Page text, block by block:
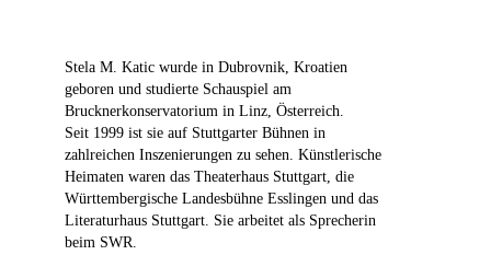
Stela M. Katic wurde in Dubrovnik, Kroatien
geboren und studierte Schauspiel am
Brucknerkonservatorium in Linz, Österreich.
Seit 1999 ist sie auf Stuttgarter Bühnen in
zahlreichen Inszenierungen zu sehen. Künstlerische
Heimaten waren das Theaterhaus Stuttgart, die
Württembergische Landesbühne Esslingen und das
Literaturhaus Stuttgart. Sie arbeitet als Sprecherin
beim SWR.